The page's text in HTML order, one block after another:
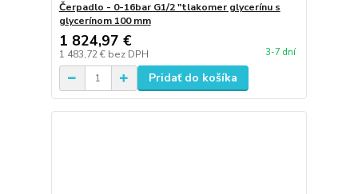
Čerpadlo - 0-16bar G1/2 "tlakomer glycerínu s
glycerínom 100 mm
1 824,97 €
1 483,72 € bez DPH 3-7 dní
Pridať do košíka